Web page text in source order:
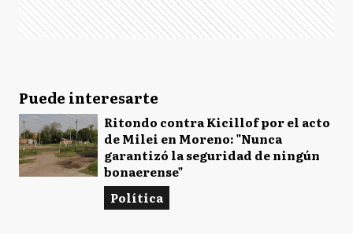
Puede interesarte
Ritondo contra Kicillof por el acto
de Milei en Moreno: "Nunca
garantizó la seguridad de ningún
bonaerense"
Política